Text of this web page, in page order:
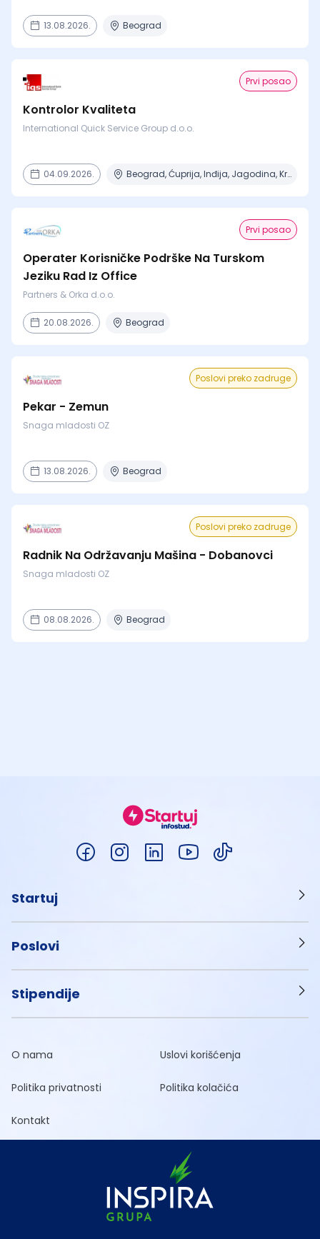
13.08.2026. Beograd
Prvi posao
Kontrolor Kvaliteta
International Quick Service Group d.o.o.
04.09.2026. Beograd, Ćuprija, Inđija, Jagodina, Kragujevac + 14 mesta
Prvi posao
Operater Korisničke Podrške Na Turskom
Jeziku Rad Iz Office
Partners & Orka d.o.o.
20.08.2026. Beograd
Poslovi preko zadruge
Pekar - Zemun
Snaga mladosti OZ
13.08.2026. Beograd
Poslovi preko zadruge
Radnik Na Održavanju Mašina - Dobanovci
Snaga mladosti OZ
08.08.2026. Beograd
Startuj
Poslovi
Stipendije
O nama Uslovi korišćenja
Politika privatnosti Politika kolačića
Kontakt